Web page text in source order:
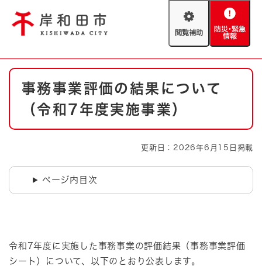
閲
助
防
緊
情
やさしい日本語
防災・緊急情報 救急・消防
ハザードマップ AED設置箇所
本
事務事業評価の結果について
（令和7年度実施事業）
更新日：2026年6月15日掲載
ページ内目次
令和7年度に実施した事務事業の評価結果（事務事業評価
シート）について、以下のとおり公表します。